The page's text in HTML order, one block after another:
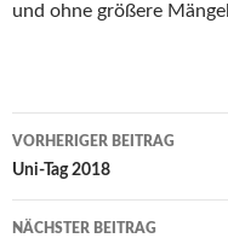
und ohne größere
VORHERIGER BEITRAG
Uni-Tag 2018
NÄCHSTER BEITRAG